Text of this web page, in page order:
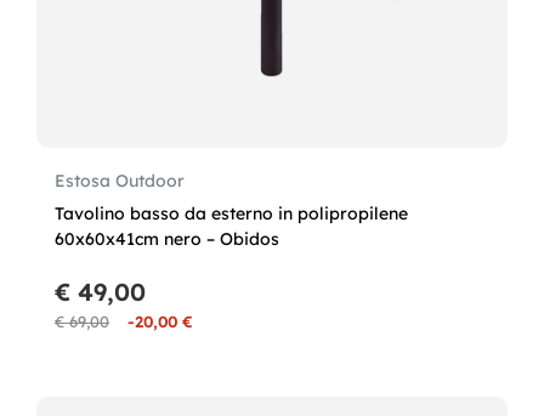
Estosa Outdoor
Tavolino basso da esterno in polipropilene
60x60x41cm nero – Obidos
€ 69,00 -20,00 €
€ 49,00